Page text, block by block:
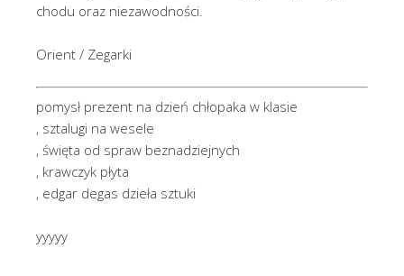
chodu oraz niezawodności.
Orient / Zegarki
pomysł prezent na dzień chłopaka w klasie
, sztalugi na wesele
, święta od spraw beznadziejnych
, krawczyk płyta
, edgar degas dzieła sztuki
yyyyy